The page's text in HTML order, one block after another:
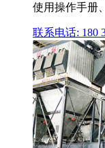
使用操作手册
联系电话: 180